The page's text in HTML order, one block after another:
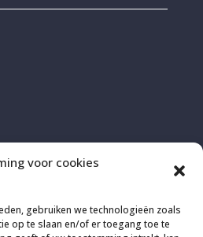
voor cookies
gebruiken we technologieën zoals
op te slaan en/of er toegang toe te